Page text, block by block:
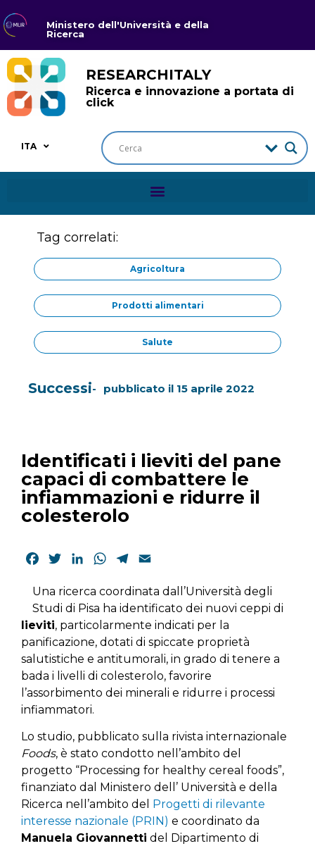
Ministero dell'Università e della
Ricerca
RESEARCHITALY
Ricerca e innovazione a portata di
click
ITA
Tag correlati:
Agricoltura
Prodotti alimentari
Salute
Successi pubblicato il 15 aprile 2022
Identificati i lieviti del pane
capaci di combattere le
infiammazioni e ridurre il
colesterolo
Facebook
TwitterLinkedInWhatsApp
Telegram
Una ricerca coordinata dall’Università degli
Studi di Pisa ha identificato dei nuovi ceppi di
lieviti, particolarmente indicati per la
panificazione, dotati di spiccate proprietà
salutistiche e antitumorali, in grado di tenere a
bada i livelli di colesterolo, favorire
l’assorbimento dei minerali e ridurre i processi
infiammatori.
Lo studio, pubblicato sulla rivista internazionale
Foods, è stato condotto nell’ambito del
progetto “Processing for healthy cereal foods”,
finanziato dal Ministero dell’ Università e della
Ricerca nell’ambito del
Progetti di rilevante
interesse nazionale (PRIN) e coordinato da
Manuela Giovannetti del Dipartimento di